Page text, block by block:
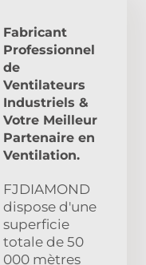
Fabricant
Professionnel
de
Ventilateurs
Industriels &
Votre Meilleur
Partenaire en
Ventilation.
FJDIAMOND
dispose d'une
superficie
totale de 50
000 mètres